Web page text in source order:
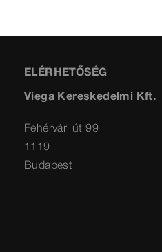
ELÉRHETŐSÉG
Viega Kereskedelmi Kft.
Fehérvári út 99
1119
Budapest